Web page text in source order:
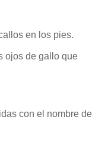
en los pies.
ojos de gallo que
con el nombre de